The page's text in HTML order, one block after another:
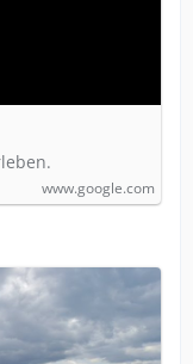
www.google.com